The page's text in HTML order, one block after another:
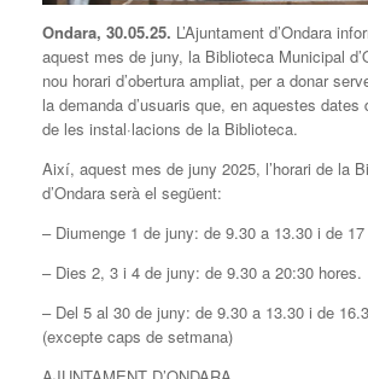
Ondara, 30.05.25. L’Ajuntament d’Ondara
aquest mes de juny, la Biblioteca Municipal
nou horari d’obertura ampliat, per a donar
la demanda d’usuaris que, en aquestes dates
de les instal·lacions de la Biblioteca.
Així, aquest mes de juny 2025, l’horari de la
d’Ondara serà el següent:
– Diumenge 1 de juny: de 9.30 a 13.30 i de
– Dies 2, 3 i 4 de juny: de 9.30 a 20:30 hores.
– Del 5 al 30 de juny: de 9.30 a 13.30 i de
(excepte caps de setmana)